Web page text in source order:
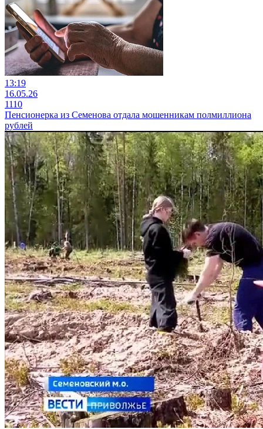
13:19
16.05.26
1110
Пенсионерка из Семенова отдала мошенникам полмиллиона
рублей